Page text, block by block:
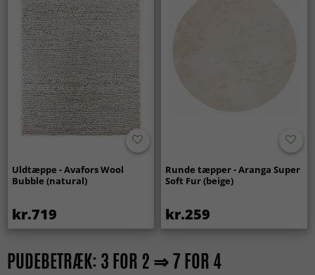
Uldtæppe - Avafors Wool
Bubble (natural)
kr.719
Runde tæpper - Aranga Super
Soft Fur (beige)
kr.259
PUDEBETRÆK: 3 FOR 2 ⇒ 7 FOR 4